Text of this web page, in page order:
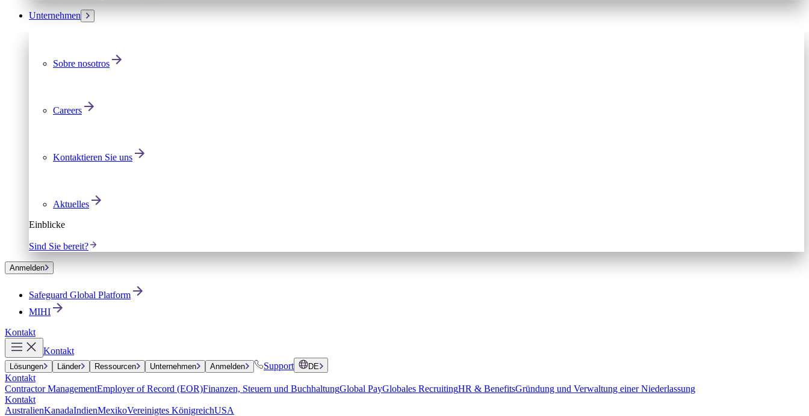
Unternehmen
Sobre nosotros
Careers
Kontaktieren Sie uns
Aktuelles
Einblicke
Sind Sie bereit?
Anmelden
Safeguard Global Platform
MIHI
Kontakt
Kontakt
Lösungen Länder Ressourcen Unternehmen Anmelden Support DE
Kontakt
Contractor ManagementEmployer of Record (EOR)Finanzen, Steuern und BuchhaltungGlobal PayGlobales RecruitingHR & BenefitsGründung und Verwaltung einer Niederlassung
Kontakt
AustralienKanadaIndienMexikoVereinigtes KönigreichUSA